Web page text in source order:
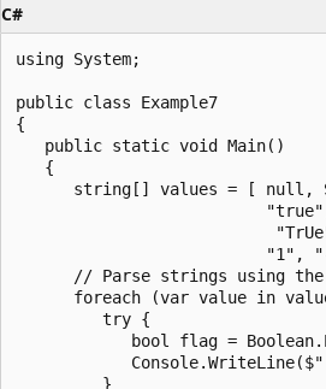
C#
using System;
public class Example7
{
   public static void Main()
   {
string[] values = [ null,
"1",
// Parse strings using
foreach (var value in
         try {
bool flag =
         }